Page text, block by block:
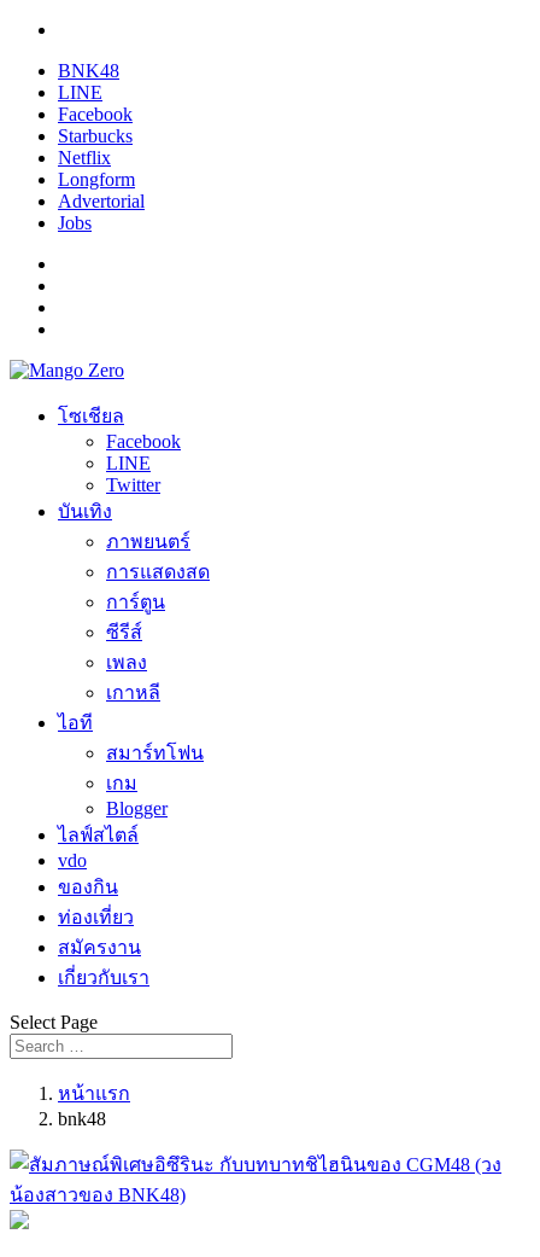
BNK48
LINE
Facebook
Starbucks
Netflix
Longform
Advertorial
Jobs
โซเชียล
Facebook
LINE
Twitter
บันเทิง
ภาพยนตร์
การแสดงสด
การ์ตูน
ซีรีส์
เพลง
เกาหลี
ไอที
สมาร์ทโฟน
เกม
Blogger
ไลฟ์สไตล์
vdo
ของกิน
ท่องเที่ยว
สมัครงาน
เกี่ยวกับเรา
Select Page
หน้าแรก
bnk48